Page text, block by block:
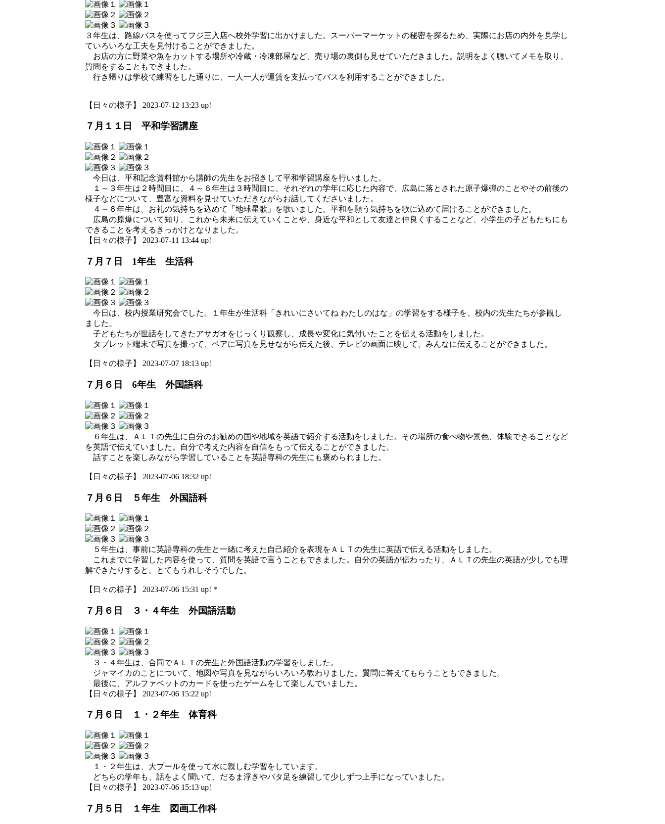
３年生は、路線バスを使ってフジ三入店へ校外学習に出かけました。スーパーマーケットの秘密を探るため、実際にお店の内外を見学し
ていろいろな工夫を見付けることができました。
お店の方に野菜や魚をカットする場所や冷蔵・冷凍部屋など、売り場の裏側も見せていただきました。説明をよく聴いてメモを取り、
質問をすることもできました。
行き帰りは学校で練習をした通りに、一人一人が運賃を支払ってバスを利用することができました。
【日々の様子】 2023-07-12 13:23 up!
７月１１日 平和学習講座
今日は、平和記念資料館から講師の先生をお招きして平和学習講座を行いました。
１～３年生は２時間目に、４～６年生は３時間目に、それぞれの学年に応じた内容で、広島に落とされた原子爆弾のことやその前後の
様子などについて、豊富な資料を見せていただきながらお話してくださいました。
４～６年生は、お礼の気持ちを込めて「地球星歌」を歌いました。平和を願う気持ちを歌に込めて届けることができました。
広島の原爆について知り、これから未来に伝えていくことや、身近な平和として友達と仲良くすることなど、小学生の子どもたちにも
できることを考えるきっかけとなりました。
【日々の様子】 2023-07-11 13:44 up!
７月７日 1年生 生活科
今日は、校内授業研究会でした。１年生が生活科「きれいにさいてね わたしのはな」の学習をする様子を、校内の先生たちが参観し
ました。
子どもたちが世話をしてきたアサガオをじっくり観察し、成長や変化に気付いたことを伝える活動をしました。
タブレット端末で写真を撮って、ペアに写真を見せながら伝えた後、テレビの画面に映して、みんなに伝えることができました。
【日々の様子】 2023-07-07 18:13 up!
７月６日 6年生 外国語科
６年生は、ＡＬＴの先生に自分のお勧めの国や地域を英語で紹介する活動をしました。その場所の食べ物や景色、体験できることなど
を英語で伝えていました。自分で考えた内容を自信をもって伝えることができました。
話すことを楽しみながら学習していることを英語専科の先生にも褒められました。
【日々の様子】 2023-07-06 18:32 up!
７月６日 ５年生 外国語科
５年生は、事前に英語専科の先生と一緒に考えた自己紹介を表現をＡＬＴの先生に英語で伝える活動をしました。
これまでに学習した内容を使って、質問を英語で言うこともできました。自分の英語が伝わったり、ＡＬＴの先生の英語が少しでも理
解できたりすると、とてもうれしそうでした。
【日々の様子】 2023-07-06 15:31 up! *
７月６日 ３・４年生 外国語活動
３・４年生は、合同でＡＬＴの先生と外国語活動の学習をしました。
ジャマイカのことについて、地図や写真を見ながらいろいろ教わりました。質問に答えてもらうこともできました。
最後に、アルファベットのカードを使ったゲームをして楽しんでいました。
【日々の様子】 2023-07-06 15:22 up!
７月６日 １・２年生 体育科
１・２年生は、大プールを使って水に親しむ学習をしています。
どちらの学年も、話をよく聞いて、だるま浮きやバタ足を練習して少しずつ上手になっていました。
【日々の様子】 2023-07-06 15:13 up!
７月５日 １年生 図画工作科